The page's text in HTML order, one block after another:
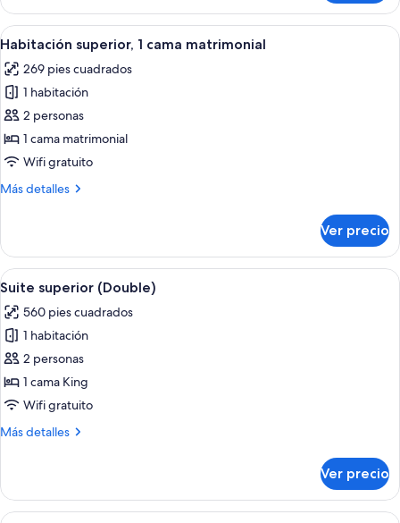
triple
Premier
(Family)
Abrir
todas
las
fotos
de
Habitación
superior,
cama
Habitación de hotel con una cama
8
Habitación superior, 1 cama matrimonial
269 pies cuadrados
1 habitación
2 personas
1 cama matrimonial
Wifi gratuito
Más detalles
Más
superior,
cama
matrimonial
Ver precio
Abrir
todas
las
fotos
de
Suite
superior
Habitación de hotel con una cama
7
Suite superior (Double)
560 pies cuadrados
1 habitación
2 personas
1 cama King
Wifi gratuito
Más detalles
Más
superior
(Double)
Ver precio
Habitación de hotel con dos camas,